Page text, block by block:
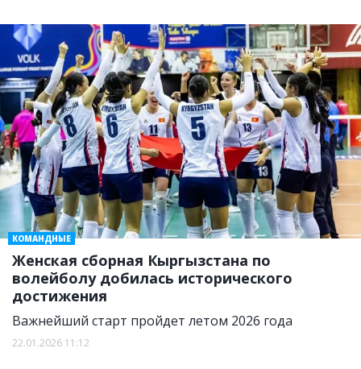
Женская сборная Кыргызстана по
волейболу добилась исторического
достижения
Важнейший старт пройдет летом 2026 года
22.01.2026 11:12
КОМАНДНЫЕ